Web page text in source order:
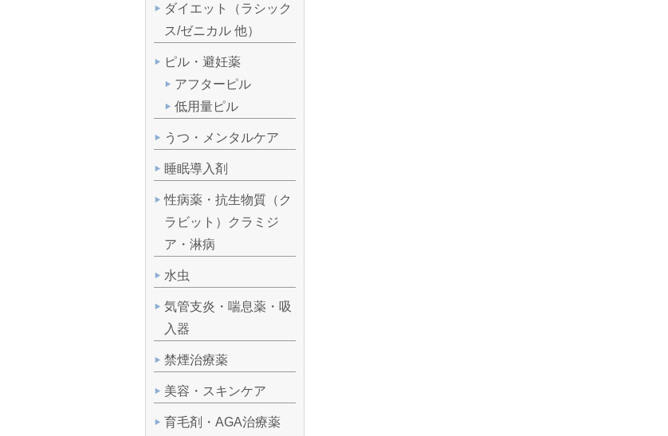
ダイエット（ラシック
ス/ゼニカル 他）
ピル・避妊薬
アフターピル
低用量ピル
うつ・メンタルケア
睡眠導入剤
性病薬・抗生物質（ク
ラビット）クラミジ
ア・淋病
水虫
気管支炎・喘息薬・吸
入器
禁煙治療薬
美容・スキンケア
育毛剤・AGA治療薬